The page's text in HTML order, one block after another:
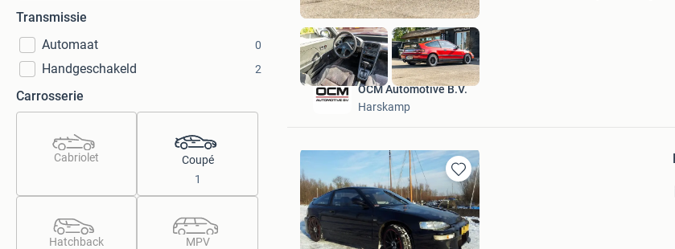
Transmissie
Automaat
0
Handgeschakeld 2
Carrosserie
Cabriolet
Coupé
1
Hatchback MPV
OCM Automotive B.V.
Harskamp
Bewaren
in
Mijn
Favorieten